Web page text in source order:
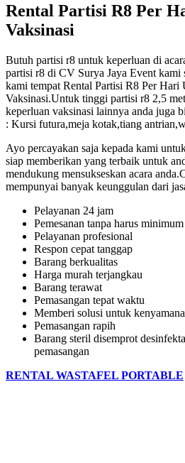
Rental Partisi R8 Per
Vaksinasi
Butuh partisi r8 untuk keperluan di
partisi r8 di CV Surya Jaya Event
kami tempat Rental Partisi R8 Per Hari
Vaksinasi.Untuk tinggi partisi r8 2,5
keperluan vaksinasi lainnya anda juga
: Kursi futura,meja kotak,tiang
Ayo percayakan saja kepada kami
siap memberikan yang terbaik untuk
mendukung mensukseskan acara
mempunyai banyak keunggulan dari
Pelayanan 24 jam
Pemesanan tanpa harus
Pelayanan profesional
Respon cepat tanggap
Barang berkualitas
Harga murah terjangkau
Barang terawat
Pemasangan tepat waktu
Memberi solusi untuk
Pemasangan rapih
Barang steril disemprot
pemasangan
RENTAL WASTAFEL PORTABLE